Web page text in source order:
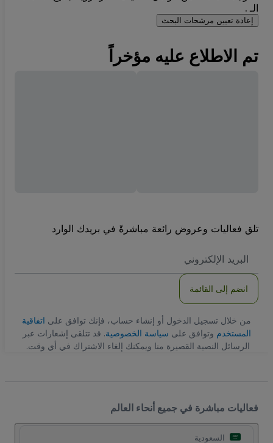
الـ .
إعادة تعيين مرشحات البحث
تم الاطلاع عليه مؤخراً
تلق فعاليات وعروض رائعة مباشرةً في بريدك الوارد
الاكتروني
انضم إلى القائمة
من خلال تسجيل الدخول أو إنشاء حساب، فإنك توافق على اتفاقية
المستخدم وتوافق على سياسة الخصوصية. قد تتلقى إشعارات عبر
الرسائل النصية القصيرة منا ويمكنك إلغاء الاشتراك في أي وقت.
فعاليات مباشرة في جميع أنحاء العالم
السعودية